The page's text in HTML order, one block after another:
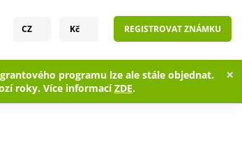
CZ Kč REGISTROVAT ZNÁMKU
programu lze ale stále objednat.
roky. Více informacíZDE.
×